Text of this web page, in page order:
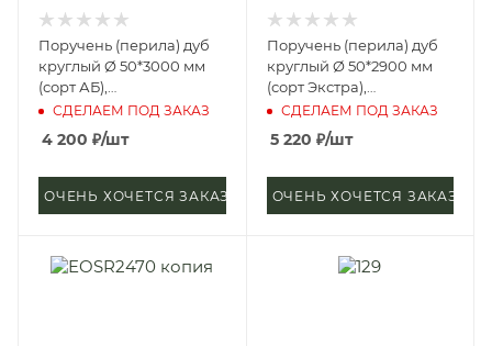
Поручень (перила) дуб
круглый Ø 50*3000 мм
(сорт АБ),
цельноламельный, цб-2,
СДЕЛАЕМ ПОД ЗАКАЗ
4 200 ₽/шт
ОЧЕНЬ ХОЧЕТСЯ ЗАКАЗАТЬ
Поручень (перила) дуб
круглый Ø 50*2900 мм
(сорт Экстра),
цельноламельный, цб-2,
СДЕЛАЕМ ПОД ЗАКАЗ
5 220 ₽/шт
ОЧЕНЬ ХОЧЕТСЯ ЗАКАЗАТЬ